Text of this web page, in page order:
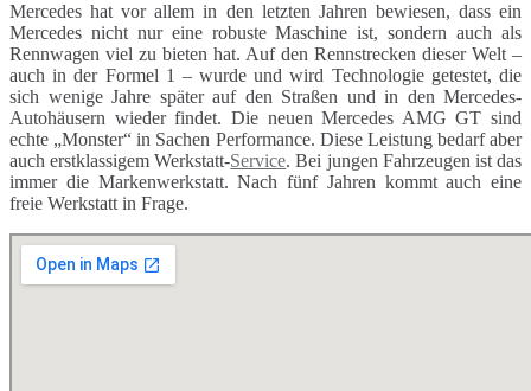
Mercedes hat vor allem in den letzten Jahren bewiesen, dass ein
Mercedes nicht nur eine robuste Maschine ist, sondern auch als
Rennwagen viel zu bieten hat. Auf den Rennstrecken dieser Welt –
auch in der Formel 1 – wurde und wird Technologie getestet, die
sich wenige Jahre später auf den Straßen und in den Mercedes-
Autohäusern wieder findet. Die neuen Mercedes AMG GT sind
echte „Monster“ in Sachen Performance. Diese Leistung bedarf aber
auch erstklassigem Werkstatt-Service. Bei jungen Fahrzeugen ist das
immer die Markenwerkstatt. Nach fünf Jahren kommt auch eine
freie Werkstatt in Frage.